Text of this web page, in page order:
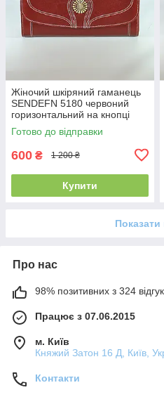
Жіночий шкіряний гаманець
SENDEFN 5180 червоний
горизонтальний на кнопці
19.5 см
Готово до відправки
600 ₴ 1 200 ₴
Купити
Про нас
98% позитивних з 324
Працює з 07.06.2015
м. Київ
Княжий Затон 16 Д, Київ,
Контакти